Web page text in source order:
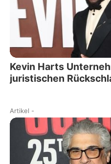
Kevin Harts
juristischen
Artikel -